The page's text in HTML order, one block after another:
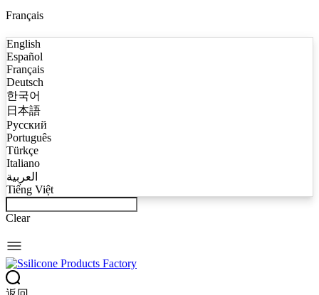
Français
English
Español
Français
Deutsch
한국어
日本語
Русский
Português
Türkçe
Italiano
العربية
Tiếng Việt
Clear